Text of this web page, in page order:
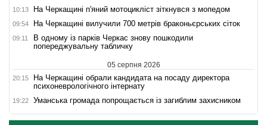
10:13 На Черкащині п'яний мотоцикліст зіткнувся з мопедом
09:54 На Черкащині вилучили 700 метрів браконьєрських сіток
09:11
В одному із парків Черкас знову пошкодили
попереджувальну табличку
05 серпня 2026
20:15
На Черкащині обрали кандидата на посаду директора
психоневрологічного інтернату
19:22 Уманська громада попрощається із загиблим захисником